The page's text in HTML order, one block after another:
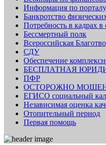
Информация по
Банкротство
Потребность в кадрах
Бессмертный полк
Всероссийская
СДУ
Обеспечение
БЕСПЛАТНАЯ
ПФР
ОСТОРОЖНО
ЕГИСО социальный
Независимая оценка
Отопительный период
Первая помощь